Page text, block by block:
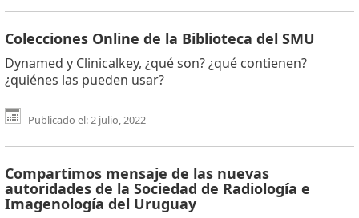
Colecciones Online de la Biblioteca del SMU
Dynamed y Clinicalkey, ¿qué son? ¿qué contienen?
¿quiénes las pueden usar?
Publicado el: 2 julio, 2022
Compartimos mensaje de las nuevas
autoridades de la Sociedad de Radiología e
Imagenología del Uruguay